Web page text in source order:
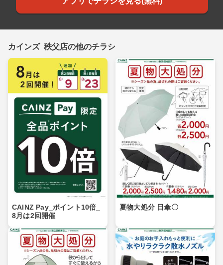
カインズ 秩父店の他のチラシ
CAINZ Pay_ポイント10倍_
8月は2回開催
夏物大処分 日傘〇